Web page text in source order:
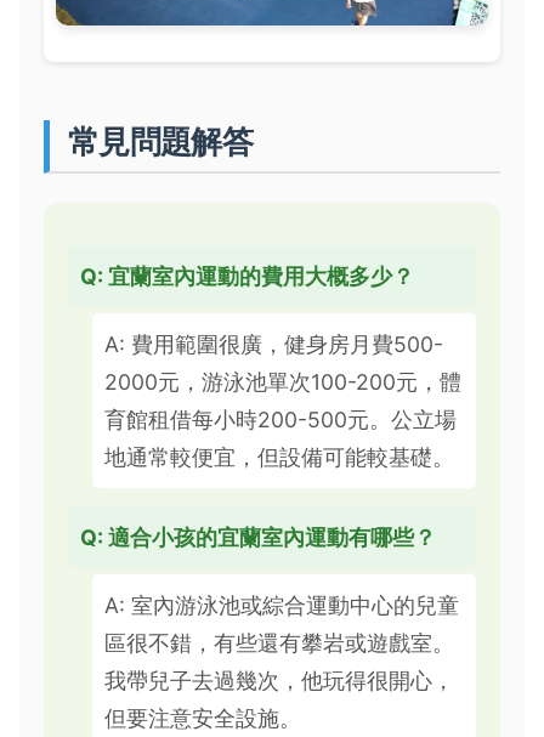
常見問題解答
Q: 宜蘭室內運動的費用大概多少？
A: 費用範圍很廣，健身房月費500-
2000元，游泳池單次100-200元，體
育館租借每小時200-500元。公立場
地通常較便宜，但設備可能較基礎。
Q: 適合小孩的宜蘭室內運動有哪些？
A: 室內游泳池或綜合運動中心的兒童
區很不錯，有些還有攀岩或遊戲室。
我帶兒子去過幾次，他玩得很開心，
但要注意安全設施。